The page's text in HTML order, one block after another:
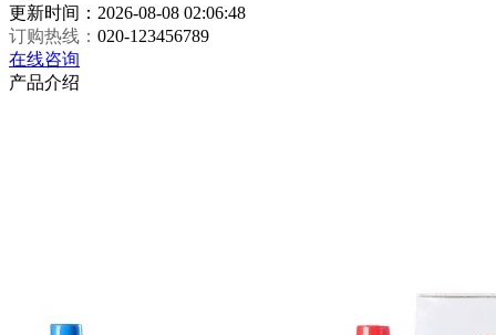
更新时间：2026-08-08 02:06:48
订购热线： 020-123456789
在线咨询
产品介绍